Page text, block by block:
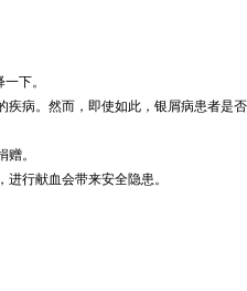
下。
疾病。然而，即使如此，银屑病患者是否
。
行献血会带来安全隐患。